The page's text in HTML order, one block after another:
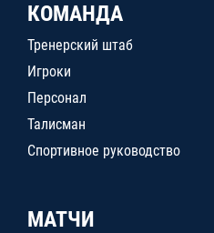
КОМАНДА
Тренерский штаб
Игроки
Персонал
Талисман
Спортивное руководство
МАТЧИ